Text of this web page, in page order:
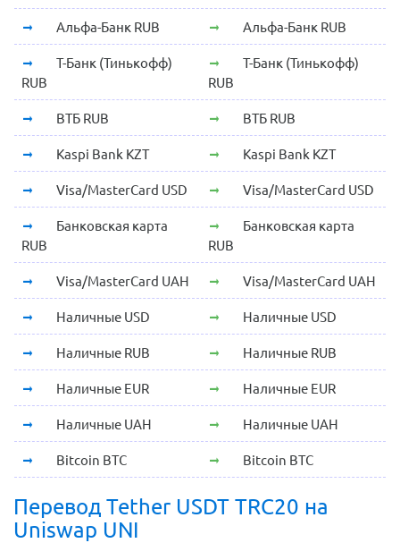
Альфа-Банк RUB Альфа-Банк RUB
Т-Банк (Тинькофф)
RUB
Т-Банк (Тинькофф)
RUB
ВТБ RUB ВТБ RUB
Kaspi Bank KZT Kaspi Bank KZT
Visa/MasterCard USD Visa/MasterCard USD
Банковская карта
RUB
Банковская карта
RUB
Visa/MasterCard UAH Visa/MasterCard UAH
Наличные USD Наличные USD
Наличные RUB Наличные RUB
Наличные EUR Наличные EUR
Наличные UAH Наличные UAH
Bitcoin BTC Bitcoin BTC
Перевод Tether USDT TRC20 на
Uniswap UNI